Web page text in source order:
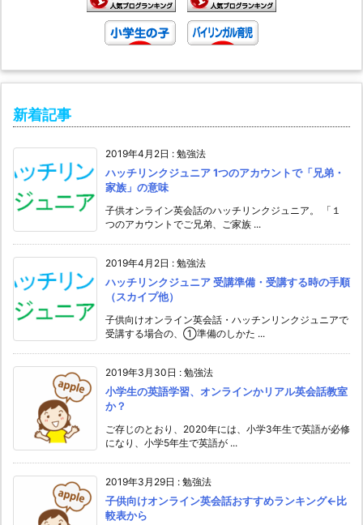
新着記事
2019年4月2日 : 勉強法
ハッチリンクジュニア 1つのアカウントで「兄弟・
家族」の意味
子供オンライン英会話のハッチリンクジュニア。 「１
つのアカウントでご兄弟、ご家族 ...
2019年4月2日 : 勉強法
ハッチリンクジュニア 受講準備・受講する時の手順
（スカイプ他）
子供向けオンライン英会話・ハッチンリンクジュニアで
受講する場合の、①準備のしかた ...
2019年3月30日 : 勉強法
小学生の英語学習、オンラインかリアル英会話教室
か？
ご存じのとおり、2020年には、小学3年生で英語が必修
になり、小学5年生で英語が ...
2019年3月29日 : 勉強法
子供向けオンライン英会話おすすめランキング←比
較表から